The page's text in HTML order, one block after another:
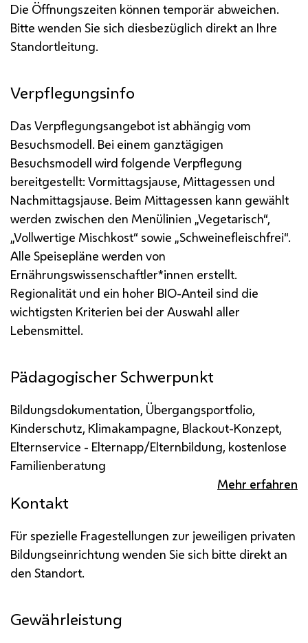
Die Öffnungszeiten können temporär abweichen.
Bitte wenden Sie sich diesbezüglich direkt an Ihre
Standortleitung.
Verpflegungsinfo
Das Verpflegungsangebot ist abhängig vom
Besuchsmodell. Bei einem ganztägigen
Besuchsmodell wird folgende Verpflegung
bereitgestellt: Vormittagsjause, Mittagessen und
Nachmittagsjause. Beim Mittagessen kann gewählt
werden zwischen den Menülinien „Vegetarisch“,
„Vollwertige Mischkost“ sowie „Schweinefleischfrei“.
Alle Speisepläne werden von
Ernährungswissenschaftler*innen erstellt.
Regionalität und ein hoher BIO-Anteil sind die
wichtigsten Kriterien bei der Auswahl aller
Lebensmittel.
Pädagogischer Schwerpunkt
Bildungsdokumentation, Übergangsportfolio,
Kinderschutz, Klimakampagne, Blackout-Konzept,
Elternservice - Elternapp/Elternbildung, kostenlose
Familienberatung
Mehr erfahren
Kontakt
Für spezielle Fragestellungen zur jeweiligen privaten
Bildungseinrichtung wenden Sie sich bitte direkt an
den Standort.
Gewährleistung